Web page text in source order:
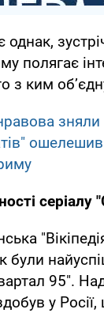
однак,
полягає
з ким
зняли
серіалу
були
95".
у